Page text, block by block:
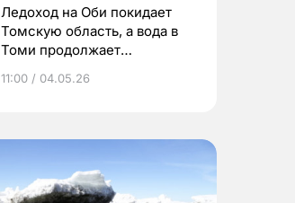
Ледоход на Оби покидает
Томскую область, а вода в
Томи продолжает
11:00 / 04.05.26